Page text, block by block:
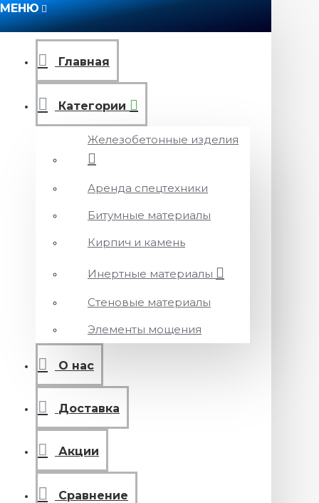
МЕНЮ
Главная
Категории
Железобетонные изделия
Аренда спецтехники
Битумные материалы
Кирпич и камень
Инертные материалы
Стеновые материалы
Элементы мощения
О нас
Доставка
Акции
Сравнение